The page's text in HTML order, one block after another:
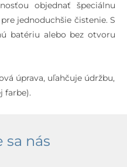
objednať špeciálnu
pre jednoduchšie čistenie. S
batériu alebo bez otvoru
úprava, uľahčuje údržbu,
farbe).
sa nás